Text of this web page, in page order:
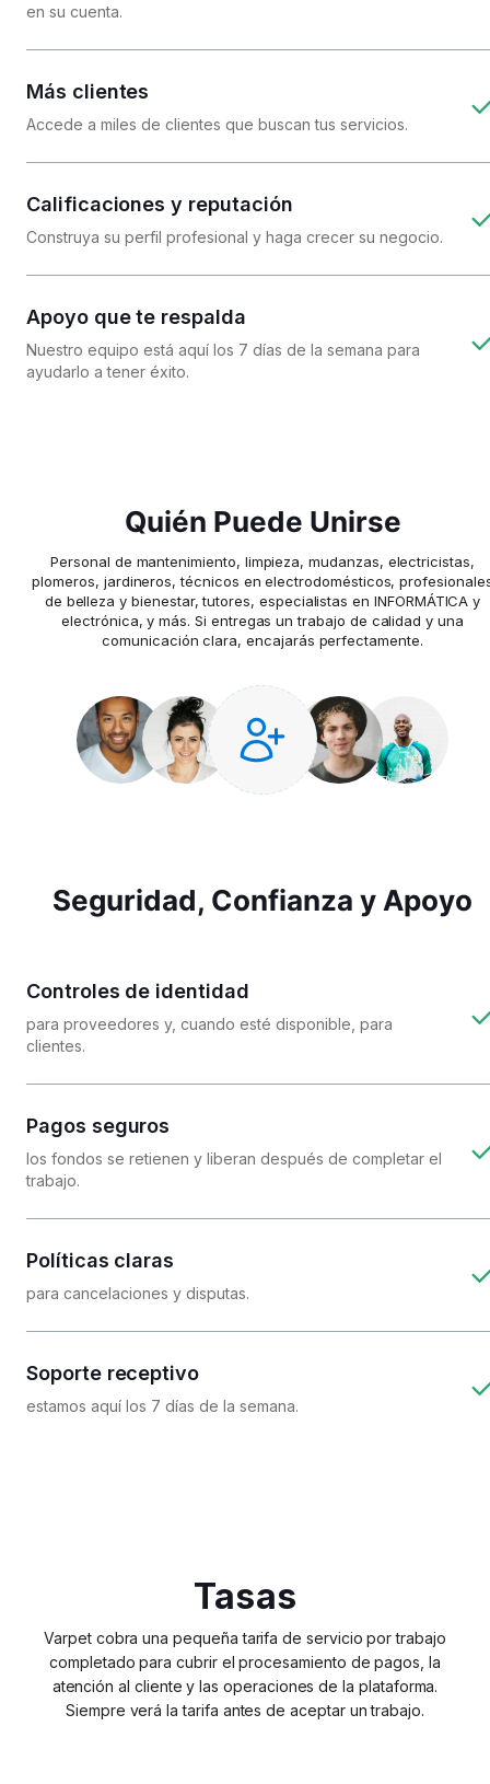
en su cuenta.
Más clientes
Accede a miles de clientes que buscan tus servicios.
Calificaciones y reputación
Construya su perfil profesional y haga crecer su negocio.
Apoyo que te respalda
Nuestro equipo está aquí los 7 días de la semana para
ayudarlo a tener éxito.
Quién Puede Unirse
Personal de mantenimiento, limpieza, mudanzas, electricistas,
plomeros, jardineros, técnicos en electrodomésticos,
de belleza y bienestar, tutores, especialistas en INFORMÁTICA y
electrónica, y más. Si entregas un trabajo de calidad y una
comunicación clara, encajarás perfectamente.
Seguridad, Confianza y Apoyo
Controles de identidad
para proveedores y, cuando esté disponible, para
clientes.
Pagos seguros
los fondos se retienen y liberan después de completar el
trabajo.
Políticas claras
para cancelaciones y disputas.
Soporte receptivo
estamos aquí los 7 días de la semana.
Tasas
Varpet cobra una pequeña tarifa de servicio por trabajo
completado para cubrir el procesamiento de pagos, la
atención al cliente y las operaciones de la plataforma.
Siempre verá la tarifa antes de aceptar un trabajo.